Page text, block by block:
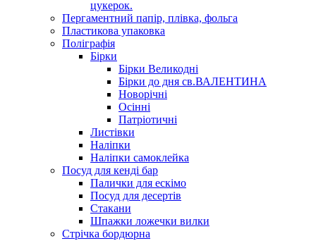
цукерок.
Пергаментний папір, плівка, фольга
Пластикова упаковка
Поліграфія
Бірки
Бірки Великодні
Бірки до дня св.ВАЛЕНТИНА
Новорічні
Осінні
Патріотичні
Листівки
Наліпки
Наліпки самоклейка
Посуд для кенді бар
Палички для ескімо
Посуд для десертів
Стакани
Шпажки ложечки вилки
Стрічка бордюрна